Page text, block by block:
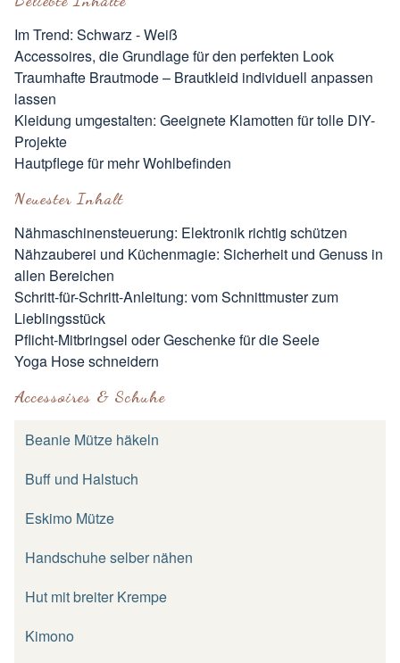
Im Trend: Schwarz - Weiß
Accessoires, die Grundlage für den perfekten Look
Traumhafte Brautmode – Brautkleid individuell anpassen
lassen
Kleidung umgestalten: Geeignete Klamotten für tolle DIY-
Projekte
Hautpflege für mehr Wohlbefinden
Neuester Inhalt
Nähmaschinensteuerung: Elektronik richtig schützen
Nähzauberei und Küchenmagie: Sicherheit und Genuss in
allen Bereichen
Schritt-für-Schritt-Anleitung: vom Schnittmuster zum
Lieblingsstück
Pflicht-Mitbringsel oder Geschenke für die Seele
Yoga Hose schneidern
Accessoires & Schuhe
Beanie Mütze häkeln
Buff und Halstuch
Eskimo Mütze
Handschuhe selber nähen
Hut mit breiter Krempe
Kimono